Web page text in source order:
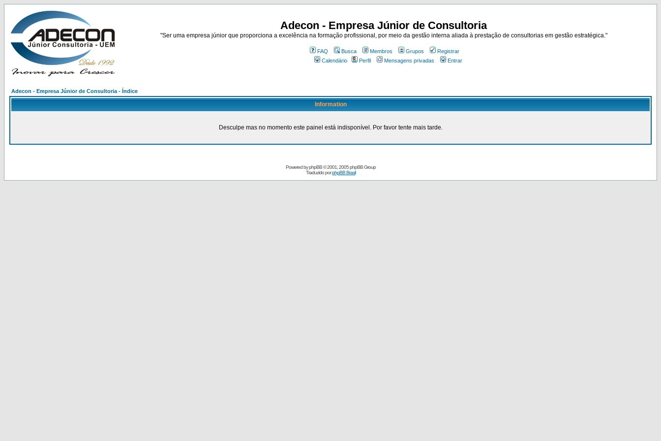
Adecon - Empresa Júnior de Consultoria
"Ser uma empresa júnior que proporciona a excelência na formação profissional, por meio da gestão interna aliada à prestação de consultorias em gestão estratégica."
FAQ Busca Membros Grupos
Registrar
Calendário
Perfil Mensagens privadas Entrar
Adecon - Empresa Júnior de Consultoria - Índice
Information
Desculpe mas no momento este painel está indisponível. Por favor tente mais tarde.
Powered byphpBB© 2001, 2005 phpBB Group
Traduzido porphpBB Brasil